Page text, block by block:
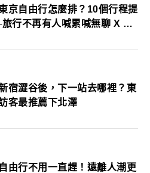
京自由行怎麼排？10個行程提
行不再有人喊累喊無聊 X 爸
宿澀谷後，下一站去哪裡？東
客最推薦下北澤
由行不用一直趕！遠離人潮更